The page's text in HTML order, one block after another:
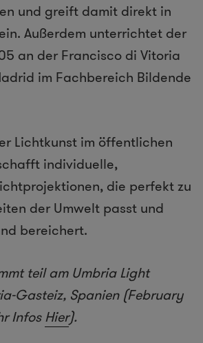
und greift damit direkt in
Außerdem unterrichtet der
an der Francisco di Vitoria
im Fachbereich Bildende
Lichtkunst im öffentlichen
individuelle,
die perfekt zu
der Umwelt passt und
bereichert.
teil am Umbria Light
Gasteiz, Spanien (February
InfosHier).